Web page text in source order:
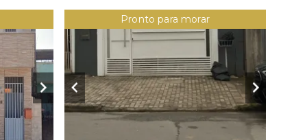
Pronto para morar